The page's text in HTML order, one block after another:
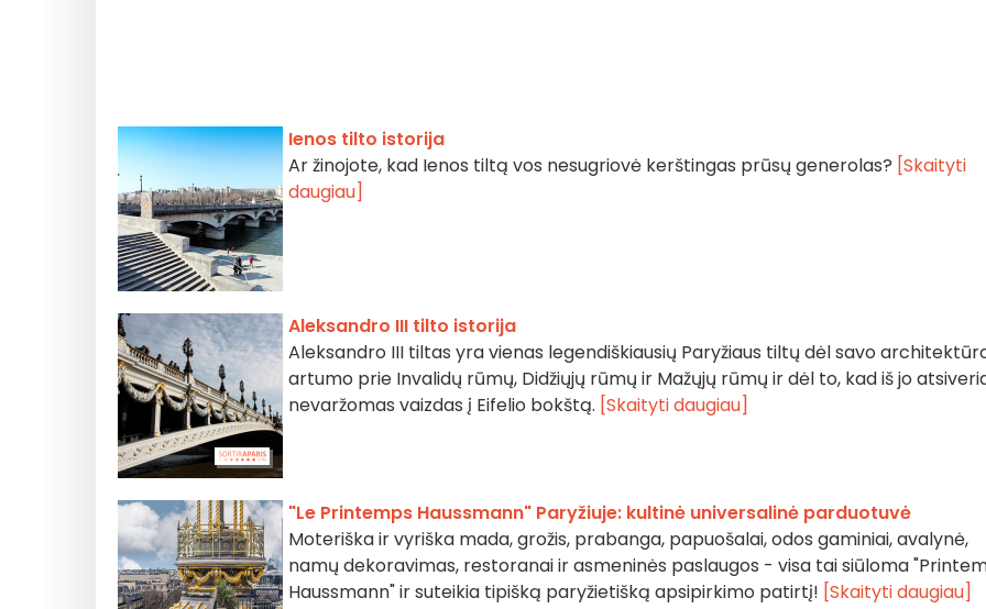
Ienos tilto istorija
Ar žinojote, kad Ienos tiltą vos nesugriovė kerštingas prūsų generolas? [Skaityti
daugiau]
Aleksandro III tilto istorija
Aleksandro III tiltas yra vienas legendiškiausių Paryžiaus tiltų dėl savo
artumo prie Invalidų rūmų, Didžiųjų rūmų ir Mažųjų rūmų ir dėl to, kad iš jo
nevaržomas vaizdas į Eifelio bokštą. [Skaityti daugiau]
"Le Printemps Haussmann" Paryžiuje: kultinė universalinė parduotuvė
Moteriška ir vyriška mada, grožis, prabanga, papuošalai, odos gaminiai, avalynė,
namų dekoravimas, restoranai ir asmeninės paslaugos - visa tai siūloma
Haussmann" ir suteikia tipišką paryžietišką apsipirkimo patirtį! [Skaityti daugiau]